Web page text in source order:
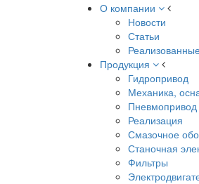
О компании
Новости
Статьи
Продукция
Гидропривод
Механика,
Пневмопривод
Реализация
Смазочное
Станочная
Фильтры